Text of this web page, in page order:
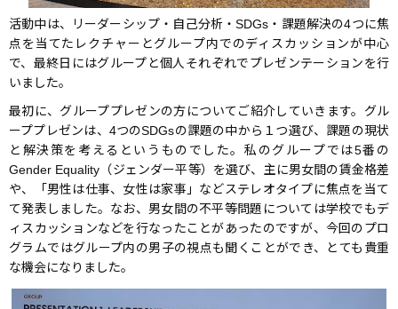
活動中は、リーダーシップ・自己分析・SDGs・課題解決の4つに焦
点を当てたレクチャーとグループ内でのディスカッションが中心
で、最終日にはグループと個人それぞれでプレゼンテーションを行
いました。
最初に、グループプレゼンの方についてご紹介していきます。グル
ーププレゼンは、4つのSDGsの課題の中から１つ選び、課題の現状
と解決策を考えるというものでした。私のグループでは5番の
Gender Equality（ジェンダー平等）を選び、主に男女間の賃金格差
や、「男性は仕事、女性は家事」などステレオタイプに焦点を当て
て発表しました。なお、男女間の不平等問題については学校でもデ
ィスカッションなどを行なったことがあったのですが、今回のプロ
グラムではグループ内の男子の視点も聞くことができ、とても貴重
な機会になりました。